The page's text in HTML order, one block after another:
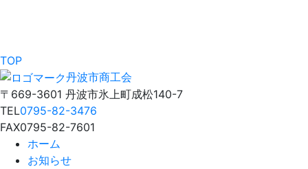
TOP
丹波市商工会
〒669-3601 丹波市氷上町成松140-7
TEL0795-82-3476
FAX0795-82-7601
ホーム
お知らせ